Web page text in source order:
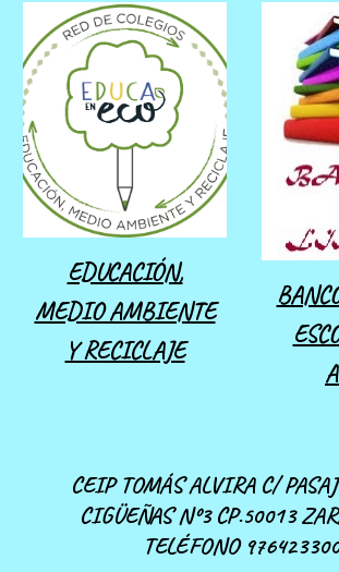
EDUCACIÓN,
MEDIO AMBIENTE
Y RECICLAJE
CEIP TOMÁS ALVIRA C/
CIGÜEÑAS Nº3 CP.50013
TELÉFONO